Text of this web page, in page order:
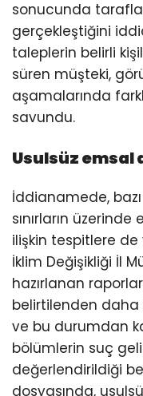
sonucunda
gerçekleştiğini
taleplerin belirli
süren müşteki,
aşamalarında
savundu.
Usulsüz emsal
İddianamede,
sınırların üzerinde
ilişkin tespitlere de
İklim Değişikliği İl
hazırlanan
belirtilenden daha
ve bu durumdan
bölümlerin suç
değerlendirildiği
dosyasında,